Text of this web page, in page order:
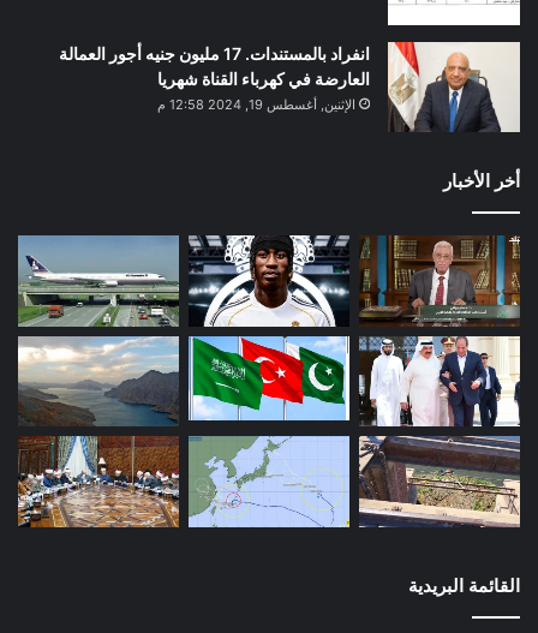
انفراد بالمستندات. 17 مليون جنيه أجور العمالة
العارضة في كهرباء القناة شهريا
الإثنين, أغسطس 19, 2024 12:58 م
أخر الأخبار
القائمة البريدية